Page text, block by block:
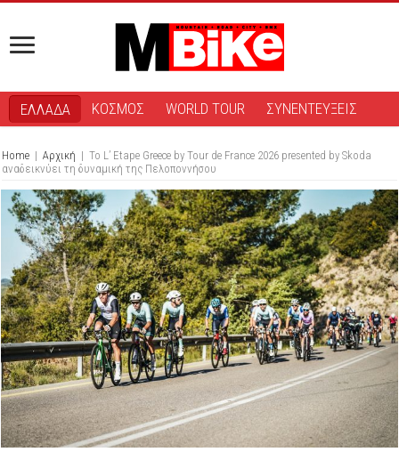
ΕΛΛΑΔΑ ΚΟΣΜΟΣ WORLD TOUR ΣΥΝΕΝΤΕΥΞΕΙΣ
Home | Αρχική | Το L’ Etape Greece by Tour de France 2026 presented by Skoda
αναδεικνύει τη δυναμική της Πελοποννήσου